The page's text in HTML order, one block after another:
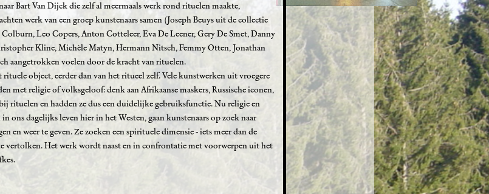
Bart Van Dijck die zelf al meermaals werk rond rituelen maakte,
werk van een groep kunstenaars samen (Joseph Beuys uit de collectie
Leo Copers, Anton Cotteleer, Eva De Leener, Gery De Smet, Danny
Kline, Michèle Matyn, Hermann Nitsch, Femmy Otten, Jonathan
aangetrokken voelen door de kracht van rituelen.
object, eerder dan van het ritueel zelf. Vele kunstwerken uit vroegere
met religie of volksgeloof: denk aan Afrikaanse maskers, Russische iconen,
rituelen en hadden ze dus een duidelijke gebruiksfunctie. Nu religie en
ons dagelijks leven hier in het Westen, gaan kunstenaars op zoek naar
en weer te geven. Ze zoeken een spirituele dimensie - iets meer dan de
vertolken. Het werk wordt naast en in confrontatie met voorwerpen uit het